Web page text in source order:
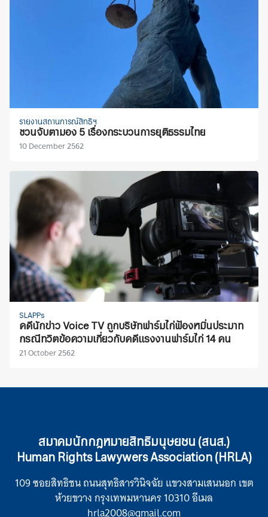
รายงานสถานการณ์สิทธิฯ
ชวนจับตามอง 5 เรื่องกระบวนการยุติธรรมไทย
10 December 2562
SLAPPs
คดีนักข่าว Voice TV ถูกบริษัทฟาร์มไก่ฟ้องหมิ่นประมาท
กรณีทวิตข้อความเกี่ยวกับคดีแรงงานฟาร์มไก่ 14 คน
21 October 2562
สมาคมนักกฎหมายสิทธิมนุษยชน (สนส.)
Human Rights Lawywers Association (HRLA)
109 ซอยสิทธิชน ถนนสุทธิสารวินิจฉัย แขวงสามเสนนอก เขต
ห้วยขวาง กรุงเทพมหานคร 10310 อีเมล
hrla2008@gmail.com